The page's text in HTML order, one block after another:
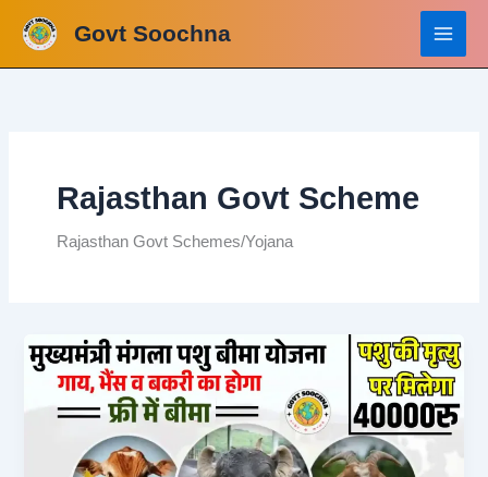
content
Govt Soochna
Rajasthan Govt Scheme
Rajasthan Govt Schemes/Yojana